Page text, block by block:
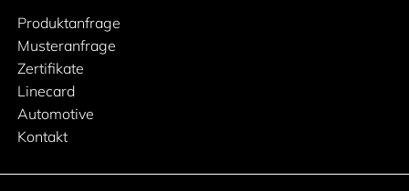
Produktanfrage
Musteranfrage
Zertifikate
Linecard
Automotive
Kontakt